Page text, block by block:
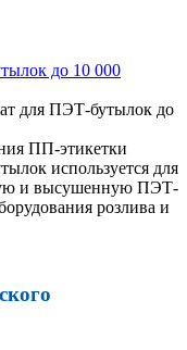
до 10 000
для ПЭТ-бутылок до
ПП-этикетки
используется для
и высушенную ПЭТ-
розлива и